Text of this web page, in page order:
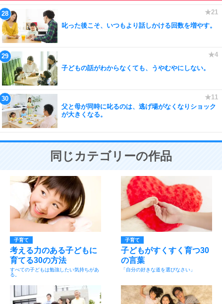
叱った後こそ、いつもより話しかける回数を増やす。
子どもの話がわからなくても、うやむやにしない。
父と母が同時に叱るのは、逃げ場がなくなりショック
が大きくなる。
同じカテゴリーの作品
子育て
考える力のある子どもに
育てる30の方法
すべての子どもは勉強したい気持ちがあ
る。
子育て
子どもがすくすく育つ30
の言葉
「自分の好きな道を選びなさい」